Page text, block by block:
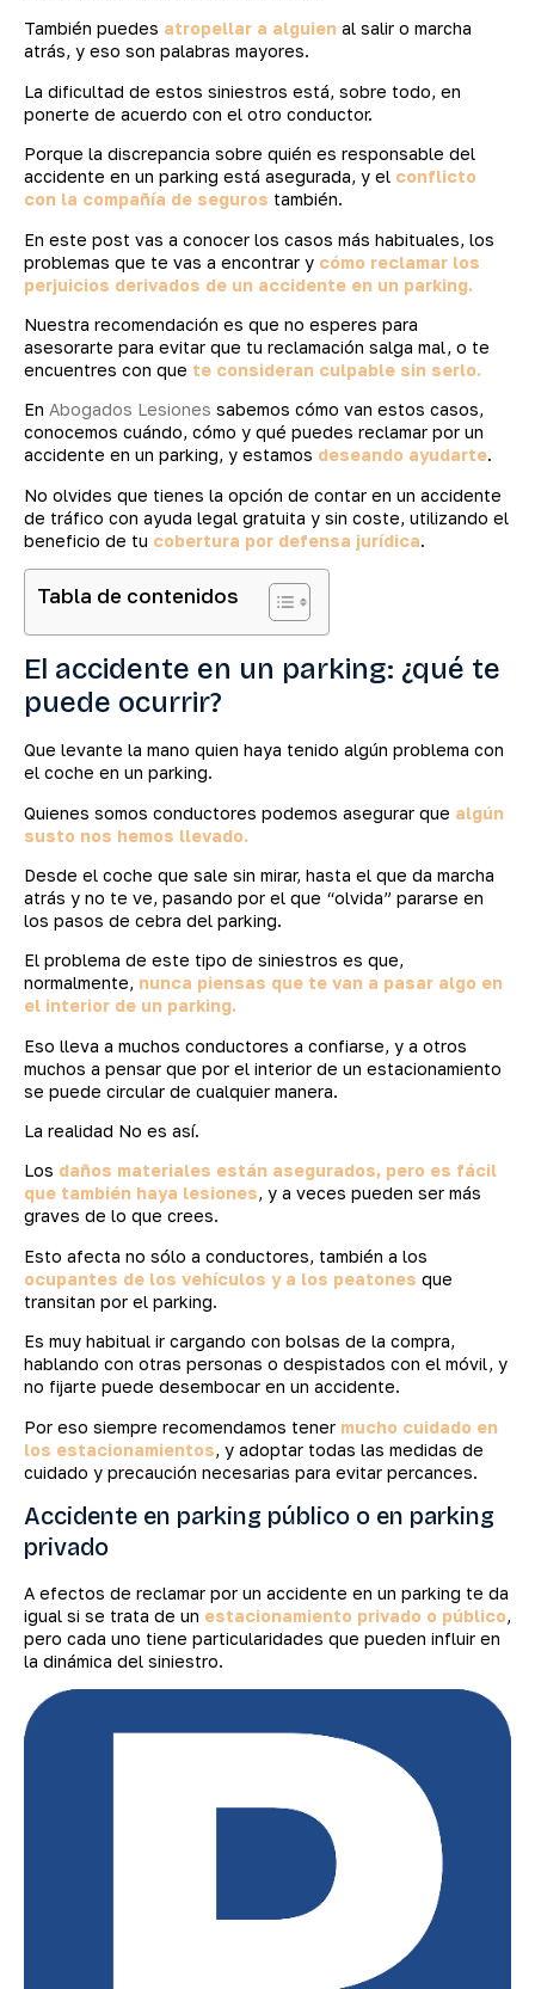
También puedes atropellar a alguien al salir o marcha
atrás, y eso son palabras mayores.
La dificultad de estos siniestros está, sobre todo, en
ponerte de acuerdo con el otro conductor.
Porque la discrepancia sobre quién es responsable del
accidente en un parking está asegurada, y el conflicto
con la compañía de seguros también.
En este post vas a conocer los casos más habituales, los
problemas que te vas a encontrar y cómo reclamar los
perjuicios derivados de un accidente en un parking.
Nuestra recomendación es que no esperes para
asesorarte para evitar que tu reclamación salga mal, o te
encuentres con que te consideran culpable sin serlo.
En Abogados Lesiones sabemos cómo van estos casos,
conocemos cuándo, cómo y qué puedes reclamar por un
accidente en un parking, y estamos deseando ayudarte.
No olvides que tienes la opción de contar en un accidente
de tráfico con ayuda legal gratuita y sin coste, utilizando el
beneficio de tu cobertura por defensa jurídica.
Tabla de contenidos
El accidente en un parking: ¿qué te
puede ocurrir?
Que levante la mano quien haya tenido algún problema con
el coche en un parking.
Quienes somos conductores podemos asegurar que algún
susto nos hemos llevado.
Desde el coche que sale sin mirar, hasta el que da marcha
atrás y no te ve, pasando por el que “olvida” pararse en
los pasos de cebra del parking.
El problema de este tipo de siniestros es que,
normalmente, nunca piensas que te van a pasar algo en
el interior de un parking.
Eso lleva a muchos conductores a confiarse, y a otros
muchos a pensar que por el interior de un estacionamiento
se puede circular de cualquier manera.
La realidad No es así.
Los daños materiales están asegurados, pero es fácil
que también haya lesiones, y a veces pueden ser más
graves de lo que crees.
Esto afecta no sólo a conductores, también a los
ocupantes de los vehículos y a los peatones que
transitan por el parking.
Es muy habitual ir cargando con bolsas de la compra,
hablando con otras personas o despistados con el móvil, y
no fijarte puede desembocar en un accidente.
Por eso siempre recomendamos tener mucho cuidado en
los estacionamientos, y adoptar todas las medidas de
cuidado y precaución necesarias para evitar percances.
Accidente en parking público o en parking
privado
A efectos de reclamar por un accidente en un parking te da
igual si se trata de un estacionamiento privado o público,
pero cada uno tiene particularidades que pueden influir en
la dinámica del siniestro.